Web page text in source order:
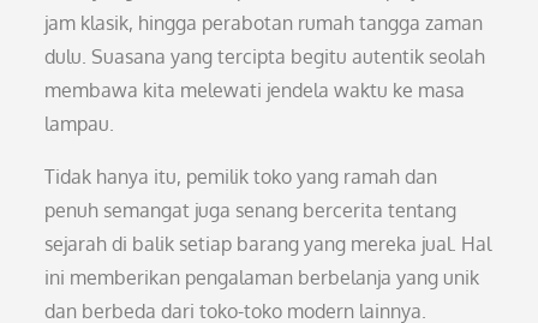
jam klasik, hingga perabotan rumah tangga zaman
dulu. Suasana yang tercipta begitu autentik seolah
membawa kita melewati jendela waktu ke masa
lampau.
Tidak hanya itu, pemilik toko yang ramah dan
penuh semangat juga senang bercerita tentang
sejarah di balik setiap barang yang mereka jual. Hal
ini memberikan pengalaman berbelanja yang unik
dan berbeda dari toko-toko modern lainnya.